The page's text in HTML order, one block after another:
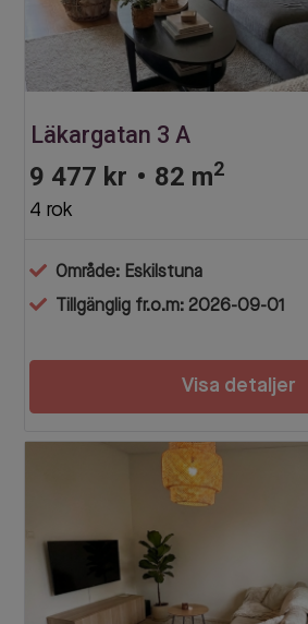
Läkargatan 3 A
9 477 kr • 82 m2
4 rok
Område: Eskilstuna
Tillgänglig fr.o.m: 2026-09-01
Visa detaljer